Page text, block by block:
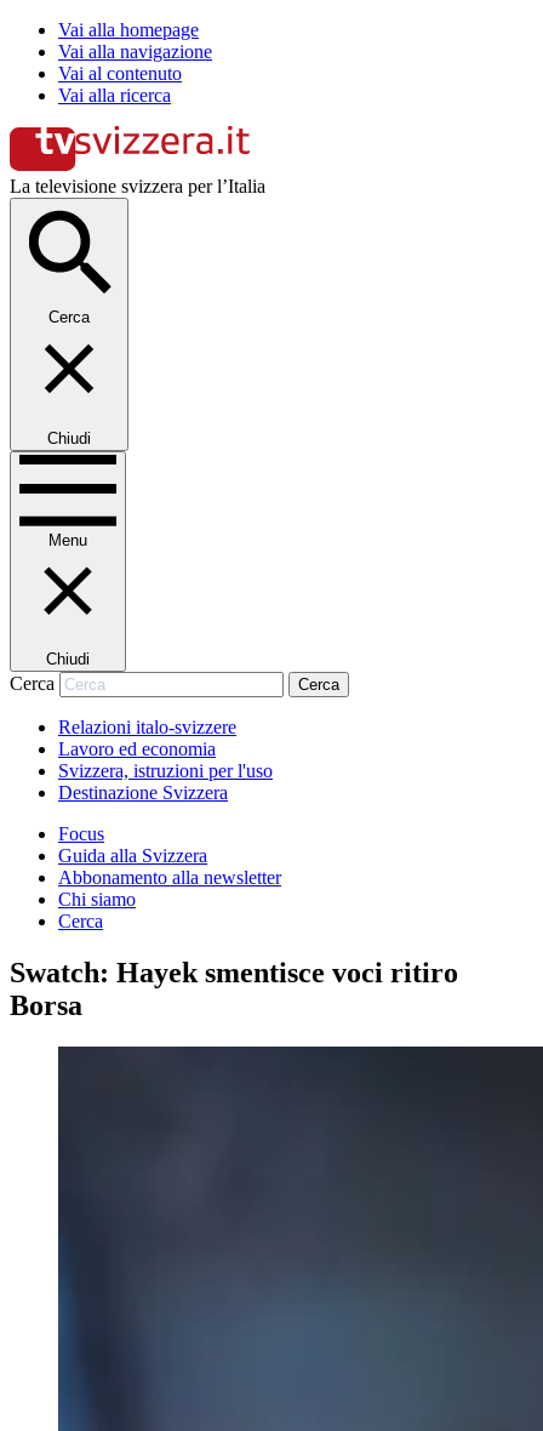
Vai alla homepage
Vai alla navigazione
Vai al contenuto
Vai alla ricerca
La televisione svizzera per l’Italia
Cerca
Chiudi
Menu
Chiudi
Cerca Cerca
Relazioni italo-svizzere
Lavoro ed economia
Svizzera, istruzioni per l'uso
Destinazione Svizzera
Focus
Guida alla Svizzera
Abbonamento alla newsletter
Chi siamo
Cerca
Swatch: Hayek smentisce voci ritiro
Borsa